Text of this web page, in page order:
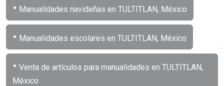
• Manualidades navideñas en TULTITLAN, México
• Manualidades escolares en TULTITLAN, México
• Venta de artículos para manualidades en TULTITLAN,
México